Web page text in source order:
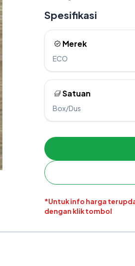
Spesifikasi
Merek
ECO
Satuan
Box/Dus
*Untuk info harga
dengan klik tombol